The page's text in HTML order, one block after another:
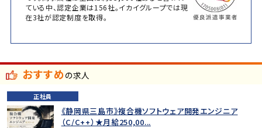
ている中、認定企業は156社。イカイグループでは現
在3社が認定制度を取得。
おすすめの求人
正社員
《静岡県三島市》複合機ソフトウェア開発エンジニア
（C/C++）★月給250,00...